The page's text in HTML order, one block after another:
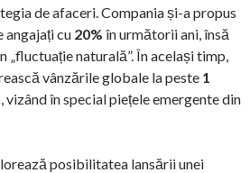
de afaceri. Compania și-a propus
angajați cu 20% în următorii ani, însă
„fluctuație naturală”. În același timp,
vânzările globale la peste 1
, vizând în special piețele emergente din
posibilitatea lansării unei